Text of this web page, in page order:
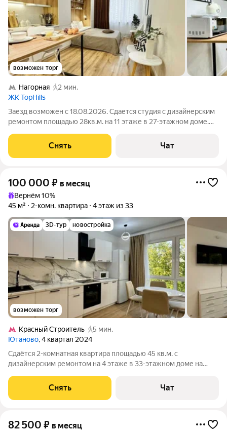
возможен торг
Нагорная
2 мин.
ЖК TopHills
Заезд возможен с 18.08.2026. Сдается студия с дизайнерским
ремонтом площадью 28кв.м. на 11 этаже в 27-этажном доме.
продуманный функционал, большое количество мест
хранения (вместительная гардеробная с
Снять Чат
100 000 ₽ в месяц
Вернём 10%
45 м²
2-комн. квартира 4 этаж из 33
3D-тур новостройка
возможен торг
Кpacный Строитель
5 мин.
Ютаново, 4 квартал 2024
Сдаётся 2-комнатная квартира площадью 45 кв.м. с
дизайнерским ремонтом на 4 этаже в 33-этажном доме на
Стиральная машина Холодильник Посудомоечная машина
Снять Чат
82 500 ₽ в месяц